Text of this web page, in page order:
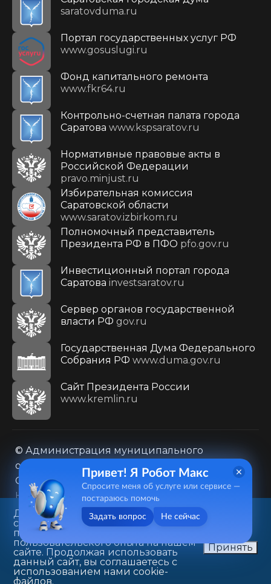
saratovduma.ru
Портал государственных услуг РФ
www.gosuslugi.ru
Фонд капитального ремонта
www.fkr64.ru
Контрольно-счетная палата города
Саратова www.kspsaratov.ru
Нормативные правовые акты в
Российской Федерации
pravo.minjust.ru
Избирательная комиссия
Саратовской области
www.saratov.izbirkom.ru
Полномочный представитель
Президента РФ в ПФО pfo.gov.ru
Инвестиционный портал города
Саратова investsaratov.ru
Сервер органов государственной
власти РФ gov.ru
Государственная Дума Федерального
Собрания РФ www.duma.gov.ru
Cайт Президента России
www.kremlin.ru
© Администрация муниципального
образования городского округа «Город
Саратов»
Контакты
Карта сайта
Политика в отношении обработки
персональных данных
410031, г. Саратов, ул. Первомайская, д. 78
+7(8452)26-02-49
Данный веб-сайт использует
cookie-файлы в целях
предоставления вам лучшего
пользовательского опыта на нашем
сайте. Продолжая использовать
данный сайт, вы соглашаетесь с
использованием нами cookie-
файлов.
Принять
Привет! Я Робот Макс
Спросите меня об услуге или сервисе —
постараюсь помочь
Задать вопрос Не сейчас